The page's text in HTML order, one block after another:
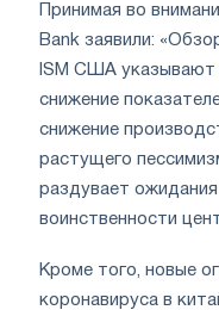
Принимая во
Bank заявили:
ISM США указывают
снижение
снижение
растущего
раздувает
воинственности
Кроме того, новые
коронавируса в